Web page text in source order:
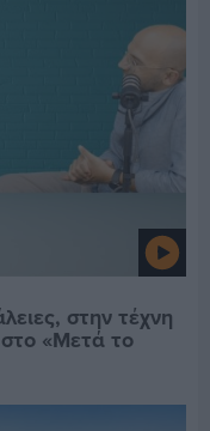
στην τέχνη
«Μετά το